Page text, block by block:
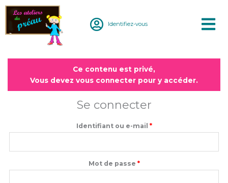
Aller
contenu
Identifiez-vous
Ce contenu est privé,
Vous devez vous connecter pour y accéder.
Se connecter
Identifiant ou e-mail *
Mot de passe *
Obligatoire